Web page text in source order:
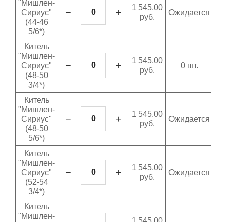
"Мишлен-
Сириус"
(44-46
5/6*)
− +
1 545.00
руб.
Ожидается
Китель
"Мишлен-
Сириус"
(48-50
3/4*)
− +
1 545.00
руб.
0 шт.
Китель
"Мишлен-
Сириус"
(48-50
5/6*)
− +
1 545.00
руб.
Ожидается
Китель
"Мишлен-
Сириус"
(52-54
3/4*)
− +
1 545.00
руб.
Ожидается
Китель
"Мишлен-